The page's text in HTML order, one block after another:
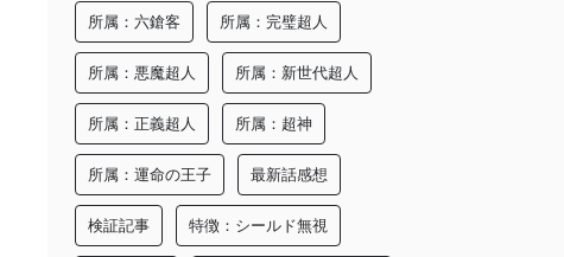
所属：六鎗客 所属：完璧超人
所属：悪魔超人 所属：新世代超人
所属：正義超人 所属：超神
所属：運命の王子 最新話感想
検証記事 特徴：シールド無視